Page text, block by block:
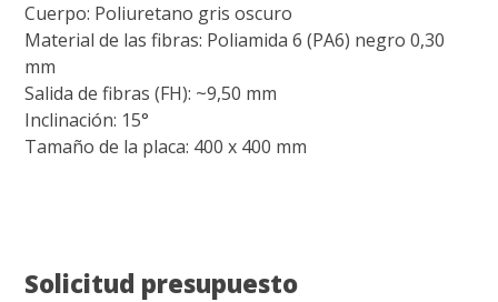
Cuerpo: Poliuretano gris oscuro
Material de las fibras: Poliamida 6 (PA6) negro 0,30
mm
Salida de fibras (FH): ~9,50 mm
Inclinación: 15°
Tamaño de la placa: 400 x 400 mm
Solicitud presupuesto